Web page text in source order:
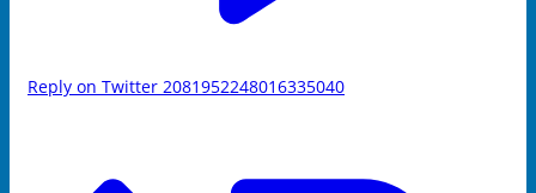
Reply on Twitter 2081952248016335040